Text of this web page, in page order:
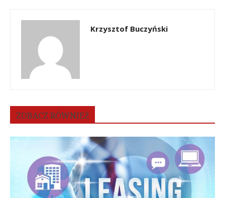
Krzysztof Buczyński
ZOBACZ RÓWNIEŻ